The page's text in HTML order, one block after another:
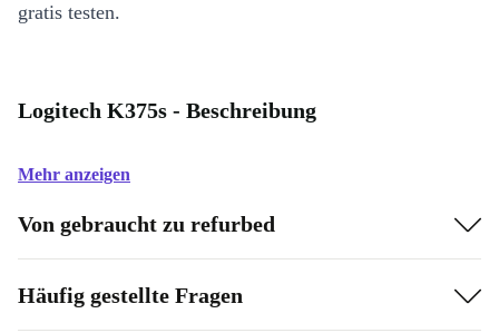
gratis testen.
Logitech K375s - Beschreibung
Mehr anzeigen
Von gebraucht zu refurbed
Häufig gestellte Fragen